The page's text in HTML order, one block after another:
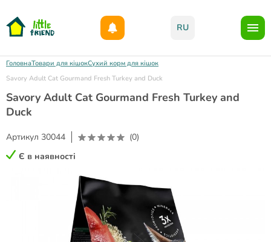
RU
ГоловнаТовари для кішокСухий корм для кішок
Savory Adult Cat Gourmand Fresh Turkey and Duck
Savory Adult Cat Gourmand Fresh Turkey and
Duck
Артикул 30044
(0)
Є в наявності